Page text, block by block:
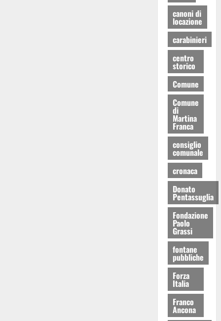
canoni di
locazione
carabinieri
centro
storico
Comune
Comune
di
Martina
Franca
consiglio
comunale
cronaca
Donato
Pentassuglia
Fondazione
Paolo
Grassi
fontane
pubbliche
Forza
Italia
Franco
Ancona